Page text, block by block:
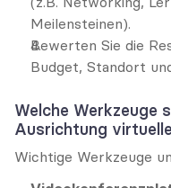
Meilensteinen).
Bewerten Sie die
Budget, Standort
Welche Werkzeuge
Ausrichtung
Wichtige Werkzeuge